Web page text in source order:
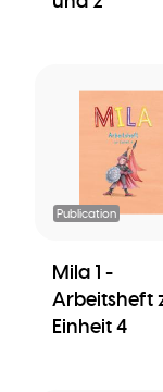
Publication
Mila 1 -
Arbeitsheft
Einheit 4